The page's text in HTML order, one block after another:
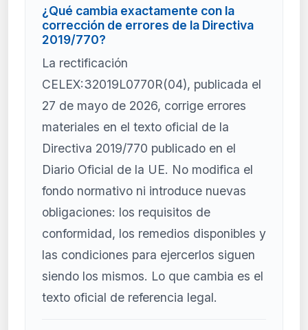
¿Qué cambia exactamente con la
corrección de errores de la Directiva
2019/770?
La rectificación
CELEX:32019L0770R(04), publicada el
27 de mayo de 2026, corrige errores
materiales en el texto oficial de la
Directiva 2019/770 publicado en el
Diario Oficial de la UE. No modifica el
fondo normativo ni introduce nuevas
obligaciones: los requisitos de
conformidad, los remedios disponibles y
las condiciones para ejercerlos siguen
siendo los mismos. Lo que cambia es el
texto oficial de referencia legal.